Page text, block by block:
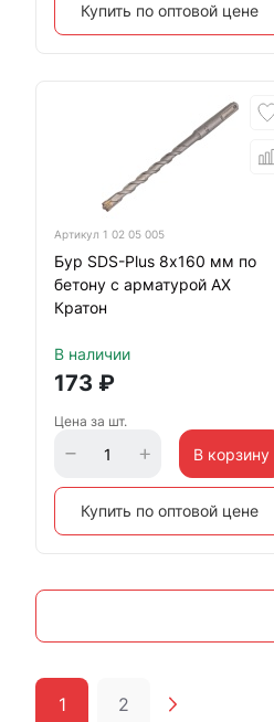
Купить по оптовой цене
Артикул 1 02 05 005
Бур SDS-Plus 8х160 мм по
бетону с арматурой АХ
Кратон
В наличии
173 ₽
Цена за шт.
В корзину
Купить по оптовой цене
1 2